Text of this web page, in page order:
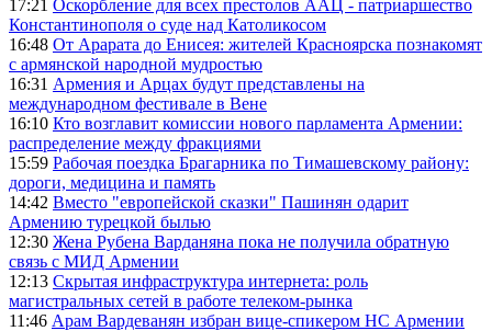
17:21 Оскорбление для всех престолов ААЦ - патриаршество
Константинополя о суде над Католикосом
16:48 От Арарата до Енисея: жителей Красноярска познакомят
с армянской народной мудростью
16:31 Армения и Арцах будут представлены на
международном фестивале в Вене
16:10 Кто возглавит комиссии нового парламента Армении:
распределение между фракциями
15:59 Рабочая поездка Брагарника по Тимашевскому району:
дороги, медицина и память
14:42 Вместо "европейской сказки" Пашинян одарит
Армению турецкой былью
12:30 Жена Рубена Варданяна пока не получила обратную
связь с МИД Армении
12:13 Скрытая инфраструктура интернета: роль
магистральных сетей в работе телеком-рынка
11:46 Арам Вардеванян избран вице-спикером НС Армении